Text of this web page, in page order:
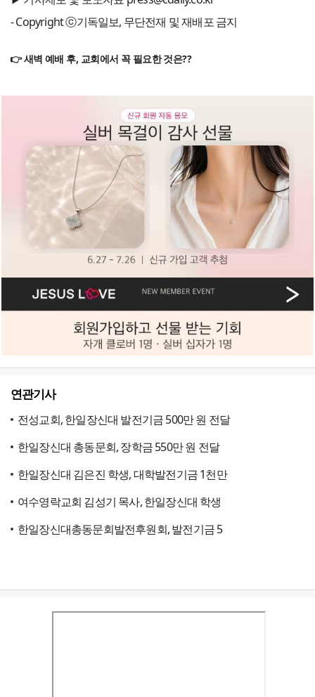
- Copyright ⓒ기독일보, 무단전재 및 재배포 금지
👉 새벽 예배 후, 교회에서 꼭 필요한 것은??
연관기사
전성교회, 한일장신대 발전기금 500만 원 전달
한일장신대 총동문회, 장학금 550만 원 전달
한일장신대 김은진 학생, 대학발전기금 1천만
여수영락교회 김성기 목사, 한일장신대 학생
한일장신대총동문회발전후원회, 발전기금 5